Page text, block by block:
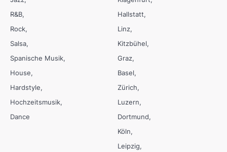
R&B
Rock
Salsa
Spanische Musik
House
Hardstyle
Hochzeitsmusik
Dance
Hallstatt
Linz
Kitzbühel
Graz
Basel
Zürich
Luzern
Dortmund
Köln
Leipzig